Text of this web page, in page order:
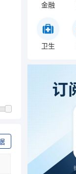
金融
卫生